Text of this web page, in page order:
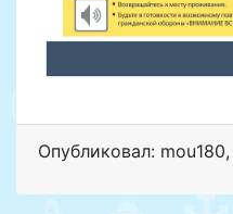
Опубликовал: mou180,